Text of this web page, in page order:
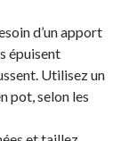
d’un apport
épuisent
Utilisez un
pot, selon les